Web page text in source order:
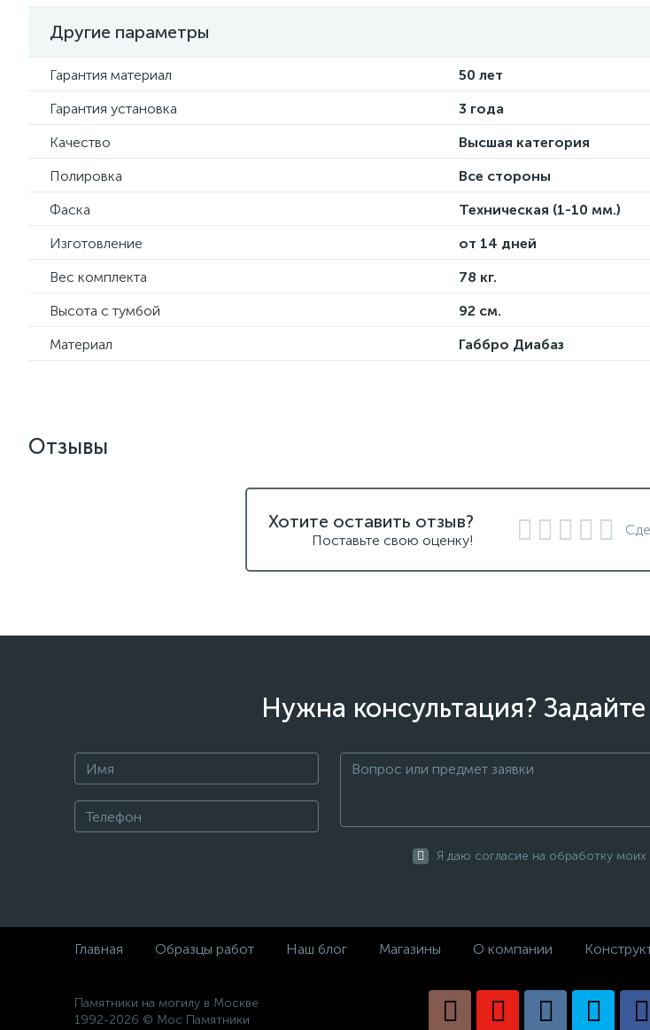
Другие параметры
Гарантия материал
50 лет
Гарантия установка
3 года
Качество
Высшая категория
Полировка
Все стороны
Фаска
Техническая (1-10 мм.)
Изготовление
от 14 дней
Вес комплекта
78 кг.
Высота с тумбой
92 см.
Материал
Габбро Диабаз
Отзывы
Хотите оставить отзыв?
Поставьте свою оценку!
Нужна консультация?
Я даю согласие на обработку моих
Главная Образцы работ Наш блог Магазины О компании
Памятники на могилу в Москве
1992-2026 © Мос Памятники